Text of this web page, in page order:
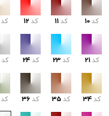
کد 10 کد 11 کد 12 کد
کد 21 کد 23 کد 24 کد
کد 34 کد 35 کد 36 کد